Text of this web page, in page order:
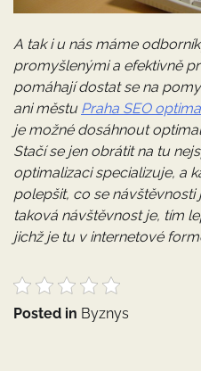
A tak i u nás máme
promyšlenými a efektivně
pomáhají dostat se na
ani městu Praha SEO
je možné dosáhnout
Stačí se jen obrátit na tu
optimalizaci specializuje, a
polepšit, co se
taková návštěvnost je, tím
jichž je tu v internetové
Posted in Byznys